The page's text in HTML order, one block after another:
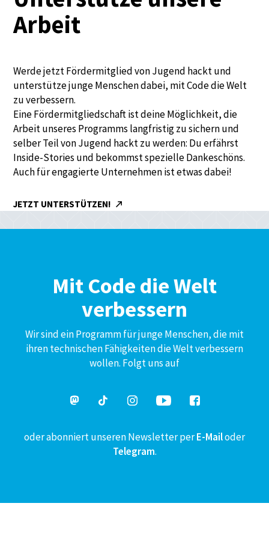
Arbeit
Werde jetzt Fördermitglied von Jugend hackt und
unterstütze junge Menschen dabei, mit Code die Welt
zu verbessern.
Eine Fördermitgliedschaft ist deine Möglichkeit, die
Arbeit unseres Programms langfristig zu sichern und
selber Teil von Jugend hackt zu werden: Du erfährst
Inside-Stories und bekommst spezielle Dankeschöns.
Auch für engagierte Unternehmen ist etwas dabei!
JETZT UNTERSTÜTZEN!
Mit Code die Welt
verbessern
Wir sind ein Programm für junge Menschen, die mit
ihren technischen Fähigkeiten die Welt verbessern
wollen. Folgt uns auf
oder abonniert unseren Newsletter perE-Mailoder
Telegram.